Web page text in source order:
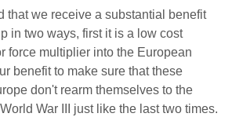
that we receive a substantial benefit
in two ways, first it is a low cost
force multiplier into the European
benefit to make sure that these
don't rearm themselves to the
War III just like the last two times.